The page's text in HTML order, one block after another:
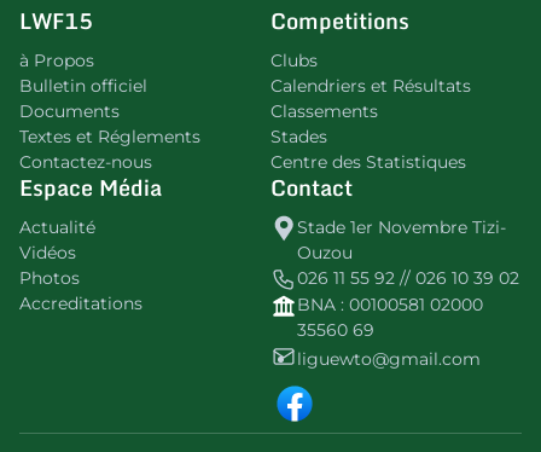
LWF15
à Propos
Bulletin officiel
Documents
Textes et Réglements
Contactez-nous
Competitions
Clubs
Calendriers et Résultats
Classements
Stades
Centre des Statistiques
Espace Média
Actualité
Vidéos
Photos
Accreditations
Contact
Stade 1er Novembre Tizi-
Ouzou
026 11 55 92 // 026 10 39 02
BNA : 00100581 02000
35560 69
liguewto@gmail.com